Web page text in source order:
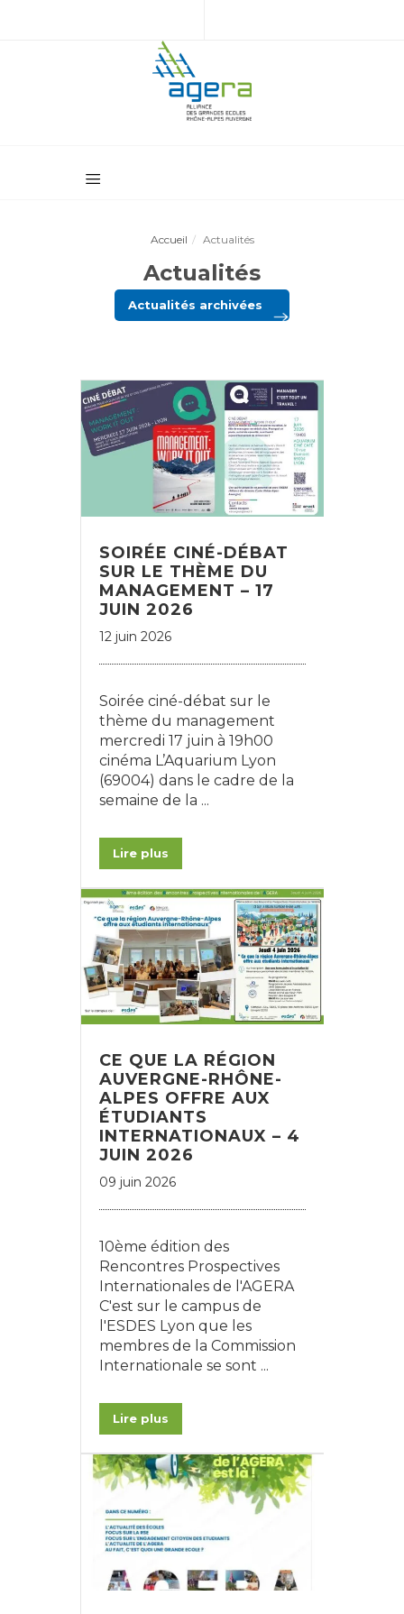
Accueil Actualités
Actualités
Actualités archivées
SOIRÉE CINÉ-DÉBAT
SUR LE THÈME DU
MANAGEMENT – 17
JUIN 2026
12 juin 2026
Soirée ciné-débat sur le
thème du management
mercredi 17 juin à 19h00
cinéma L’Aquarium Lyon
(69004) dans le cadre de la
semaine de la ...
Lire plus
CE QUE LA RÉGION
AUVERGNE-RHÔNE-
ALPES OFFRE AUX
ÉTUDIANTS
INTERNATIONAUX – 4
JUIN 2026
09 juin 2026
10ème édition des
Rencontres Prospectives
Internationales de l'AGERA
C'est sur le campus de
l'ESDES Lyon que les
membres de la Commission
Internationale se sont ...
Lire plus